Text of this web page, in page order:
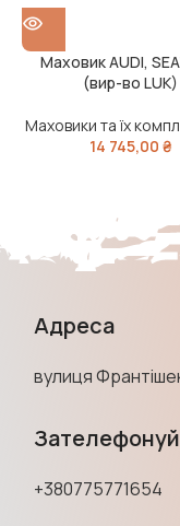
Маховик AUDI,
(вир-во LUK)
Маховики та їх
14 745,00 ₴
Адреса
вулиця
+380775771654